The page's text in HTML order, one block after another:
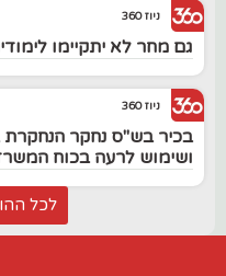
ניוז 360
גם מחר לא יתקיימו
ניוז 360
בכיר בש"ס נחקר
ושימוש לרעה בכוח
לכל